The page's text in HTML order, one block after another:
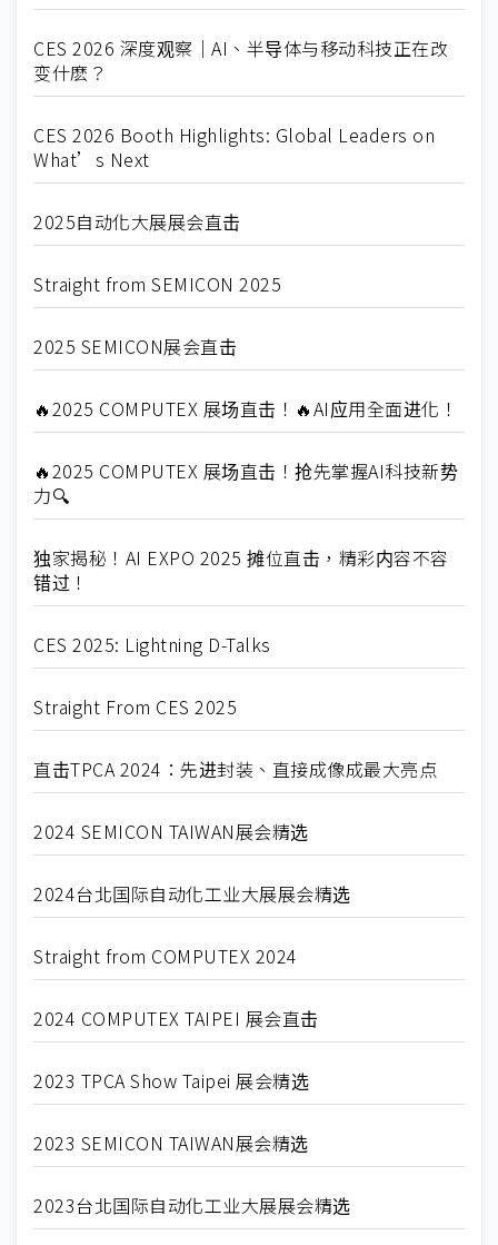
CES 2026 深度观察｜AI、半导体与移动科技正在改
变什麽？
CES 2026 Booth Highlights: Global Leaders on
What’s Next
2025自动化大展展会直击
Straight from SEMICON 2025
2025 SEMICON展会直击
🔥2025 COMPUTEX 展场直击！🔥AI应用全面进化！
🔥2025 COMPUTEX 展场直击！抢先掌握AI科技新势
力🔍
独家揭秘！AI EXPO 2025 摊位直击，精彩内容不容
错过！
CES 2025: Lightning D-Talks
Straight From CES 2025
直击TPCA 2024：先进封装、直接成像成最大亮点
2024 SEMICON TAIWAN展会精选
2024台北国际自动化工业大展展会精选
Straight from COMPUTEX 2024
2024 COMPUTEX TAIPEI 展会直击
2023 TPCA Show Taipei 展会精选
2023 SEMICON TAIWAN展会精选
2023台北国际自动化工业大展展会精选